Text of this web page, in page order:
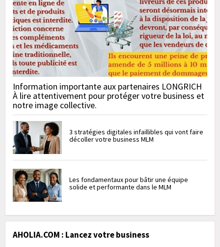
Information importante aux partenaires LONGRICH
À lire attentivement pour protéger votre business et
notre image collective.
3 stratégies digitales infaillibles qui vont faire
décoller votre business MLM
Les fondamentaux pour bâtir une équipe
solide et performante dans le MLM
AHOLIA.COM : Lancez votre business